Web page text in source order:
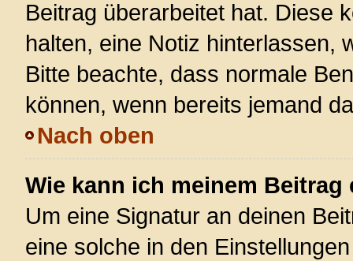
Beitrag überarbeitet hat. Diese
halten, eine Notiz hinterlassen,
Bitte beachte, dass normale
können, wenn bereits jemand
Nach oben
Wie kann ich meinem
Um eine Signatur an deinen
eine solche in den